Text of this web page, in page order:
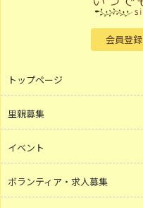
会員登録
トップページ
里親募集
イベント
ボランティア・求人募集